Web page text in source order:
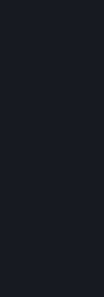
hierzu nicht
Regelung in der
gemäß
berechtigt sind;
und Dienste
Valve zu hosten
beliebiges
Inhalte und
davon, ob dies
Modifikation
zu den
oder durch den
einer sonstigen
verfügbar ist
unabhängig von
Netzwerkspiele
kommerzielle
Teil eines
oder
Inhalte und
beliebige
soweit Ihnen
ausdrücklicher
(darunter auch